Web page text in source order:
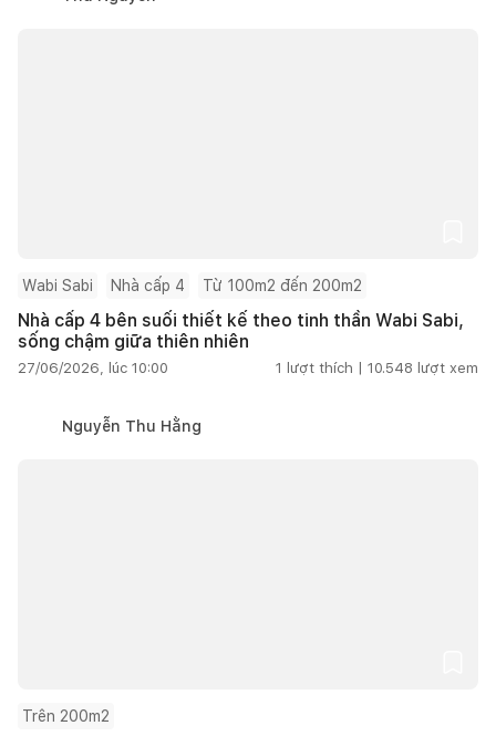
Wabi Sabi Nhà cấp 4 Từ 100m2 đến 200m2
Nhà cấp 4 bên suối thiết kế theo tinh thần Wabi Sabi,
sống chậm giữa thiên nhiên
27/06/2026, lúc 10:00 1 lượt thích | 10.548 lượt xem
Nguyễn Thu Hằng
Trên 200m2